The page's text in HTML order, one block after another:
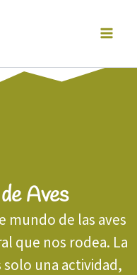
Aves
mundo de las aves
que nos rodea. La
solo una actividad,